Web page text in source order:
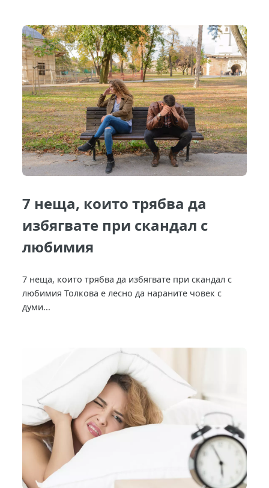
7 неща, които трябва да
избягвате при скандал с
любимия
7 неща, които трябва да избягвате при скандал с
любимия Толкова е лесно да нараните човек с
думи...